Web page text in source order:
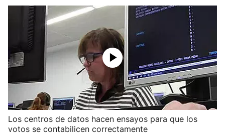
Los centros de datos hacen ensayos para que los
votos se contabilicen correctamente